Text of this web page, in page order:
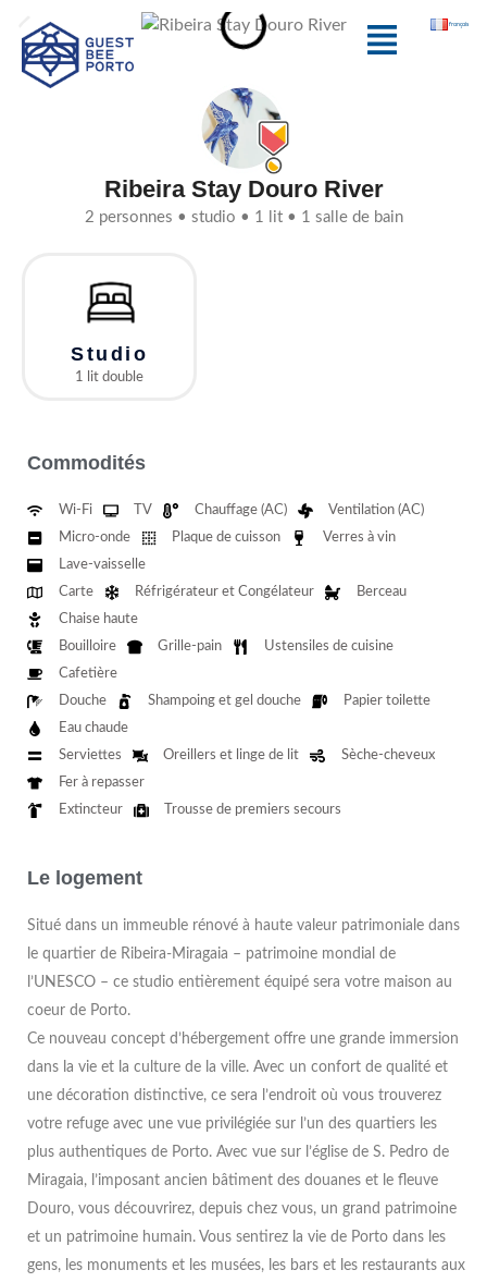
contenu
Menu français
Ribeira Stay Douro River
2 personnes • studio • 1 lit • 1 salle de bain
Studio
1 lit double
Commodités
Wi-Fi TV Chauffage (AC)
Ventilation (AC)
Micro-onde
Plaque de cuisson
Verres à vin
Lave-vaisselle
Carte
Réfrigérateur et Congélateur
Berceau
Chaise haute
Bouilloire
Grille-pain
Ustensiles de cuisine
Cafetière
Douche
Shampoing et gel douche
Papier toilette
Eau chaude
Serviettes
Oreillers et linge de lit
Sèche-cheveux
Fer à repasser
Extincteur
Trousse de premiers secours
Le logement
Situé dans un immeuble rénové à haute valeur patrimoniale dans
le quartier de Ribeira-Miragaia – patrimoine mondial de
l’UNESCO – ce studio entièrement équipé sera votre maison au
coeur de Porto.
Ce nouveau concept d’hébergement offre une grande immersion
dans la vie et la culture de la ville. Avec un confort de qualité et
une décoration distinctive, ce sera l’endroit où vous trouverez
votre refuge avec une vue privilégiée sur l’un des quartiers les
plus authentiques de Porto. Avec vue sur l’église de S. Pedro de
Miragaia, l’imposant ancien bâtiment des douanes et le fleuve
Douro, vous découvrirez, depuis chez vous, un grand patrimoine
et un patrimoine humain. Vous sentirez la vie de Porto dans les
gens, les monuments et les musées, les bars et les restaurants aux